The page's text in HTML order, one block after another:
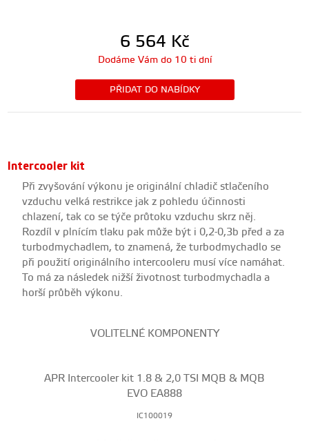
6 564 Kč
Dodáme Vám do 10 ti dní
PŘIDAT DO NABÍDKY
Intercooler kit
Při zvyšování výkonu je originální chladič stlačeního
vzduchu velká restrikce jak z pohledu účinnosti
chlazení, tak co se týče průtoku vzduchu skrz něj.
Rozdíl v plnícím tlaku pak může být i 0,2-0,3b před a za
turbodmychadlem, to znamená, že turbodmychadlo se
při použití originálního intercooleru musí více namáhat.
To má za následek nižší životnost turbodmychadla a
horší průběh výkonu.
VOLITELNÉ KOMPONENTY
APR Intercooler kit 1.8 & 2,0 TSI MQB & MQB
EVO EA888
IC100019